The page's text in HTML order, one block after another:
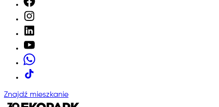
Znajdź mieszkanie